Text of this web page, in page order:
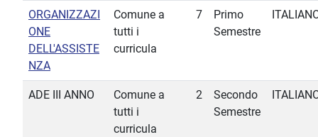
ORGANIZZAZI
ONE
DELL'ASSISTE
NZA
Comune a
tutti i
curricula
7
Primo
Semestre
ADE III ANNO
Comune a
tutti i
curricula
2
Secondo
Semestre